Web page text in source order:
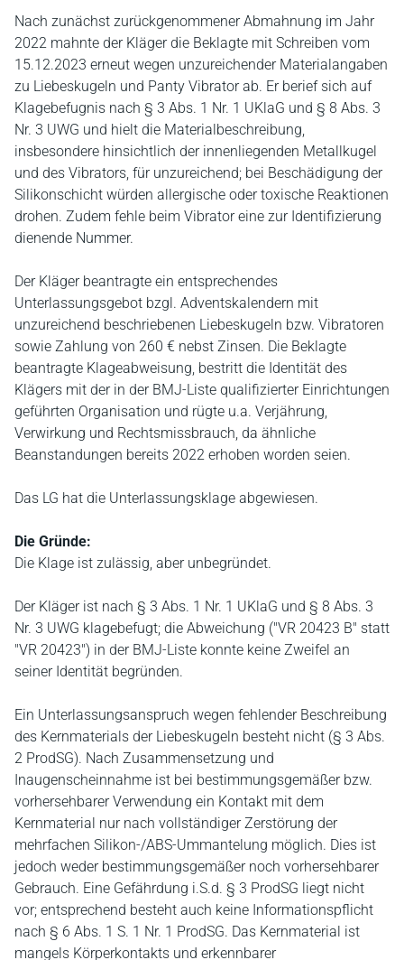
Nach zunächst zurückgenommener Abmahnung im Jahr
2022 mahnte der Kläger die Beklagte mit Schreiben vom
15.12.2023 erneut wegen unzureichender Materialangaben
zu Liebeskugeln und Panty Vibrator ab. Er berief sich auf
Klagebefugnis nach § 3 Abs. 1 Nr. 1 UKlaG und § 8 Abs. 3
Nr. 3 UWG und hielt die Materialbeschreibung,
insbesondere hinsichtlich der innenliegenden Metallkugel
und des Vibrators, für unzureichend; bei Beschädigung der
Silikonschicht würden allergische oder toxische Reaktionen
drohen. Zudem fehle beim Vibrator eine zur Identifizierung
dienende Nummer.
Der Kläger beantragte ein entsprechendes
Unterlassungsgebot bzgl. Adventskalendern mit
unzureichend beschriebenen Liebeskugeln bzw. Vibratoren
sowie Zahlung von 260 € nebst Zinsen. Die Beklagte
beantragte Klageabweisung, bestritt die Identität des
Klägers mit der in der BMJ-Liste qualifizierter Einrichtungen
geführten Organisation und rügte u.a. Verjährung,
Verwirkung und Rechtsmissbrauch, da ähnliche
Beanstandungen bereits 2022 erhoben worden seien.
Das LG hat die Unterlassungsklage abgewiesen.
Die Gründe:
Die Klage ist zulässig, aber unbegründet.
Der Kläger ist nach § 3 Abs. 1 Nr. 1 UKlaG und § 8 Abs. 3
Nr. 3 UWG klagebefugt; die Abweichung ("VR 20423 B" statt
"VR 20423") in der BMJ-Liste konnte keine Zweifel an
seiner Identität begründen.
Ein Unterlassungsanspruch wegen fehlender Beschreibung
des Kernmaterials der Liebeskugeln besteht nicht (§ 3 Abs.
2 ProdSG). Nach Zusammensetzung und
Inaugenscheinnahme ist bei bestimmungsgemäßer bzw.
vorhersehbarer Verwendung ein Kontakt mit dem
Kernmaterial nur nach vollständiger Zerstörung der
mehrfachen Silikon-/ABS-Ummantelung möglich. Dies ist
jedoch weder bestimmungsgemäßer noch vorhersehbarer
Gebrauch. Eine Gefährdung i.S.d. § 3 ProdSG liegt nicht
vor; entsprechend besteht auch keine Informationspflicht
nach § 6 Abs. 1 S. 1 Nr. 1 ProdSG. Das Kernmaterial ist
mangels Körperkontakts und erkennbarer